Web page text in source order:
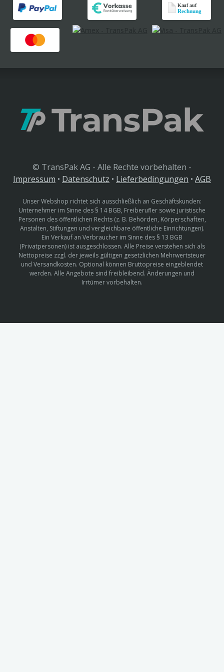
© TransPak AG - Alle Rechte vorbehalten -
Impressum • Datenschutz • Lieferbedingungen • AGB
Unser Webshop richtet sich ausschließlich an Geschäftskunden:
Unternehmer im Sinne des § 14 BGB, Freiberufler sowie juristische
Personen des öffentlichen Rechts (z. B. Behörden, Körperschaften,
Anstalten, Stiftungen und vergleichbare öffentliche Einrichtungen).
Ein Verkauf an Verbraucher im Sinne des § 13 BGB
(Privatpersonen) ist ausgeschlossen. Alle Preise verstehen sich als
Nettopreise zzgl. der jeweils gültigen gesetzlichen Mehrwertsteuer
und Versandkosten. Optional können Bruttopreise eingeblendet
werden. Alle Angebote sind freibleibend. Änderungen und
Irrtümer vorbehalten.